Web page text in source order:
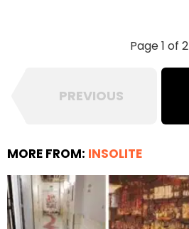
Page 1 of 2
PREVIOUS
MORE FROM: INSOLITE